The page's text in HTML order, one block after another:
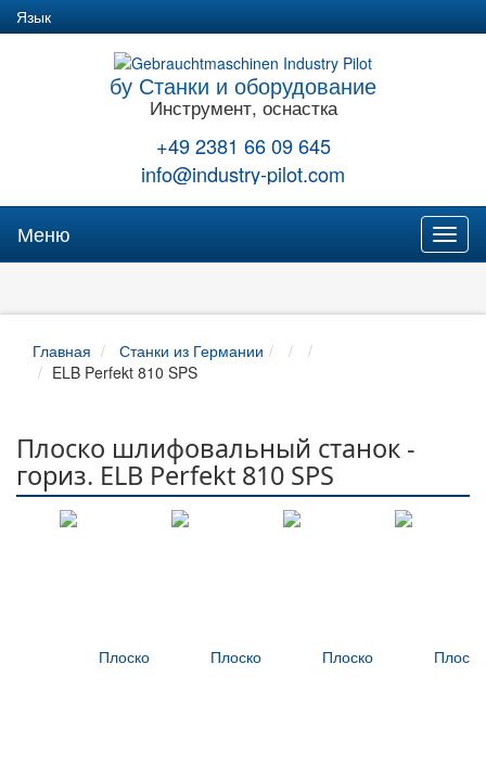
Язык
бу Станки и оборудование
Инструмент, оснастка
+49 2381 66 09 645
info@industry-pilot.com
Меню
Главная
Станки из Германии
ELB Perfekt 810 SPS
Плоско шлифовальный станок -
гориз. ELB Perfekt 810 SPS